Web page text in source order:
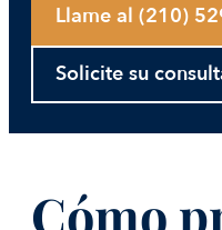
Llame al (210)
Solicite su
Cómo